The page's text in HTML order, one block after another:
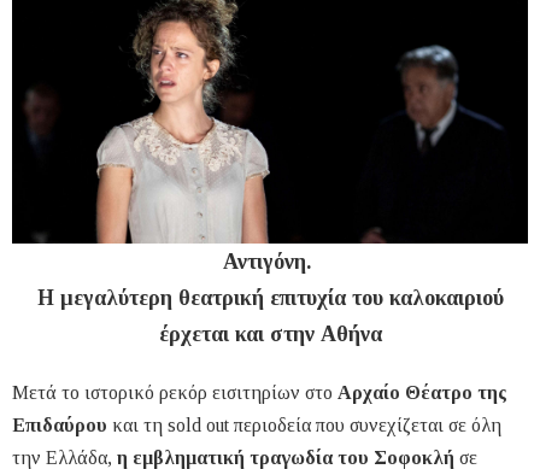
Αντιγόνη.
Η μεγαλύτερη θεατρική επιτυχία του καλοκαιριού
έρχεται και στην Αθήνα
Μετά το ιστορικό ρεκόρ εισιτηρίων στο Αρχαίο Θέατρο της
Επιδαύρου και τη sold out περιοδεία που συνεχίζεται σε όλη
την Ελλάδα, η εμβληματική τραγωδία του Σοφοκλή σε